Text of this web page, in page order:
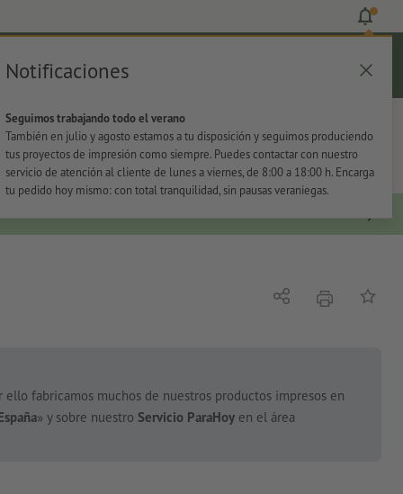
Notificaciones
Seguimos trabajando todo el verano
También en julio y agosto estamos a tu disposición y seguimos produciendo
tus proyectos de impresión como siempre. Puedes contactar con nuestro
servicio de atención al cliente de lunes a viernes, de 8:00 a 18:00 h. Encarga
tu pedido hoy mismo: con total tranquilidad, sin pausas veraniegas.
Cesta
Oficina Adhesivos
fabricamos muchos de nuestros productos impresos en
» y sobre nuestro Servicio ParaHoy en el área
CompartirimprimirAñadir